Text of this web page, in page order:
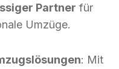
Partner für
Umzüge.
: Mit